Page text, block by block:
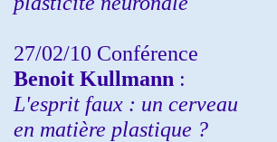
27/02/10 Conférence
Benoit Kullmann :
L'esprit faux : un cerveau
en matière plastique ?